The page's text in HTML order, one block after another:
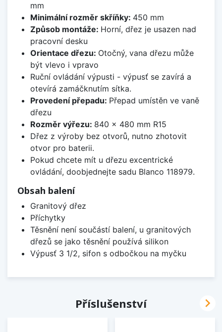
mm
Minimální rozměr skříňky: 450 mm
Způsob montáže: Horní, dřez je usazen nad
pracovní desku
Orientace dřezu: Otočný, vana dřezu může
být vlevo i vpravo
Ruční ovládání výpusti - výpusť se zavírá a
otevírá zamáčknutím sítka.
Provedení přepadu: Přepad umístěn ve vaně
dřezu
Rozměr výřezu: 840 x 480 mm R15
Dřez z výroby bez otvorů, nutno zhotovit
otvor pro baterii.
Pokud chcete mít u dřezu excentrické
ovládání, doobjednejte sadu Blanco 118979.
Obsah balení
Granitový dřez
Příchytky
Těsnění není součástí balení, u granitových
dřezů se jako těsnění používá silikon
Výpusť 3 1/2, sifon s odbočkou na myčku
Příslušenství 